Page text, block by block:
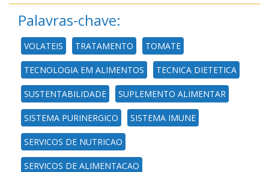
Palavras-chave:
VOLATEIS TRATAMENTO TOMATE
TECNOLOGIA EM ALIMENTOS TECNICA DIETETICA
SUSTENTABILIDADE SUPLEMENTO ALIMENTAR
SISTEMA PURINERGICO SISTEMA IMUNE
SERVICOS DE NUTRICAO
SERVICOS DE ALIMENTACAO